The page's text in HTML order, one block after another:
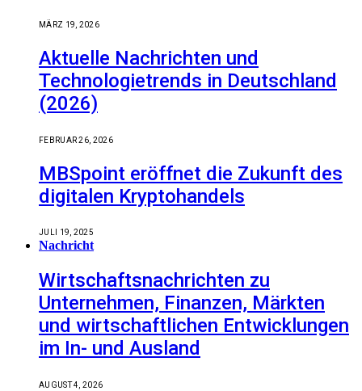
MÄRZ 19, 2026
Aktuelle Nachrichten und
Technologietrends in Deutschland
(2026)
FEBRUAR 26, 2026
MBSpoint eröffnet die Zukunft des
digitalen Kryptohandels
JULI 19, 2025
Nachricht
Wirtschaftsnachrichten zu
Unternehmen, Finanzen, Märkten
und wirtschaftlichen Entwicklungen
im In- und Ausland
AUGUST 4, 2026